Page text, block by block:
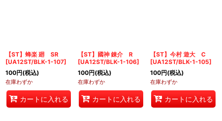
【ST】蜂楽 廻 SR
[UA12ST/BLK-1-107]
100円(税込)
在庫わずか
カートに入れる
【ST】國神 錬介 R
[UA12ST/BLK-1-106]
100円(税込)
在庫わずか
カートに入れる
【ST】今村 遊大 C
[UA12ST/BLK-1-105]
100円(税込)
在庫わずか
カートに入れる